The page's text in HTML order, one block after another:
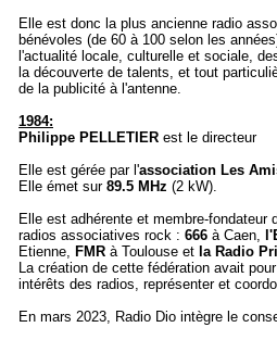
Elle est donc la plus ancienne radio
bénévoles (de 60 à 100 selon les
l'actualité locale, culturelle et sociale,
la découverte de talents, et tout
de la publicité à l'antenne.
1984:
Philippe PELLETIER est le directeur
Elle est gérée par l'association Les
Elle émet sur 89.5 MHz (2 kW).
Elle est adhérente et membre-fondateur
radios associatives rock : 666 à Caen,
Etienne, FMR à Toulouse et la Radio
La création de cette fédération avait
intérêts des radios, représenter et
En mars 2023, Radio Dio intègre le